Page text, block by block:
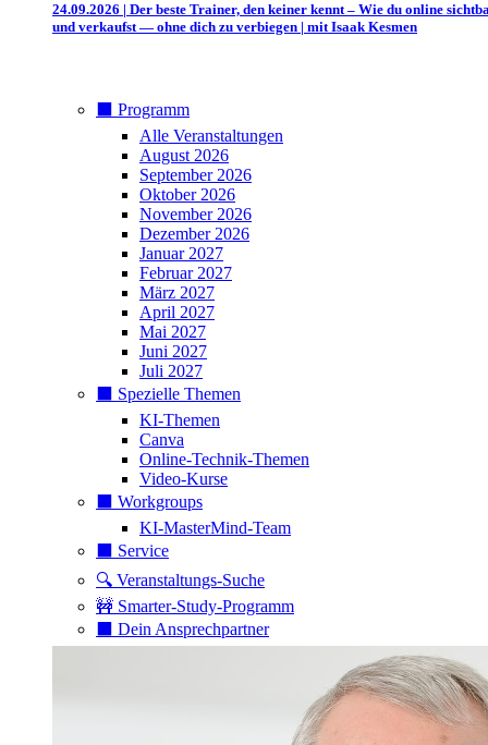
24.09.2026 | Der beste Trainer, den keiner kennt – Wie du online
und verkaufst — ohne dich zu verbiegen | mit Isaak Kesmen
⬛️ Programm
Alle Veranstaltungen
August 2026
September 2026
Oktober 2026
November 2026
Dezember 2026
Januar 2027
Februar 2027
März 2027
April 2027
Mai 2027
Juni 2027
Juli 2027
⬛️ Spezielle Themen
KI-Themen
Canva
Online-Technik-Themen
Video-Kurse
⬛️ Workgroups
KI-MasterMind-Team
⬛️ Service
🔍 Veranstaltungs-Suche
🚧 Smarter-Study-Programm
⬛️ Dein Ansprechpartner